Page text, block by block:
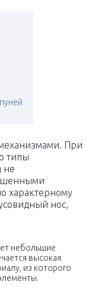
При
типы
не
характерному
нос,
небольшие
высокая
из которого